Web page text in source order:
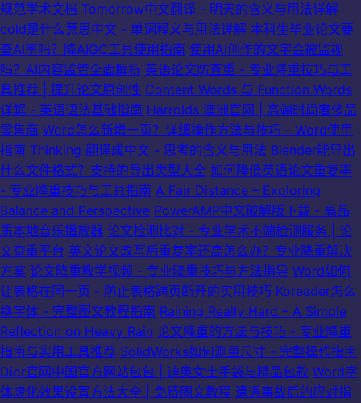
规范学术文档 Tomorrow中文翻译 - 明天的含义与用法详解
cold是什么意思中文 - 单词释义与用法详解 本科生毕业论文要
查AI率吗？降AIGC工具使用指南 使用AI创作的文字会被监视
吗？AI内容监管全面解析 英语论文防查重 - 专业降重技巧与工
具推荐 | 提升论文原创性 Content Words 与 Function Words
详解 - 英语语法基础指南 Harrolds 澳洲官网 | 高端时尚奢侈品
零售商 Word怎么新增一页？详细操作方法与技巧 - Word使用
指南 Thinking 翻译成中文 - 思考的含义与用法 Blender能导出
什么文件格式？支持的导出类型大全 如何降低英语论文重复率
- 专业降重技巧与工具指南 A Fair Distance – Exploring
Balance and Perspective PowerAMP中文破解版下载 - 高品
质本地音乐播放器 论文检测比对 - 专业学术不端检测服务 | 论
文查重平台 英文论文改写后重复率还高怎么办？专业降重解决
方案 论文降重教学视频 - 专业降重技巧与方法指导 Word如何
让表格在同一页 - 防止表格跨页断开的实用技巧 Koreader怎么
换字体 - 完整图文教程指南 Raining Really Hard – A Simple
Reflection on Heavy Rain 论文降重的方法与技巧 - 专业降重
指南与实用工具推荐 SolidWorks如何测量尺寸 - 完整操作指南
Dior官网中国官方网站包包 | 迪奥女士手袋与精品包款 Word字
体虚化效果设置方法大全 | 免费图文教程 遭遇事故后的应对指